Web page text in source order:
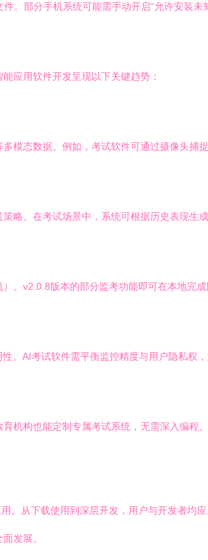
。部分手机系统可能需手动开启“允许安装未
应用软件开发呈现以下关键趋势：
模态数据。例如，考试软件可通过摄像头捕
略。在考试场景中，系统可根据历史表现生
。v2.0.8版本的部分监考功能即可在本地完成
。AI考试软件需平衡监控精度与用户隐私权，
机构也能定制专属考试系统，无需深入编程。
。从下载使用到深层开发，用户与开发者均
发展。